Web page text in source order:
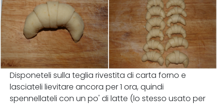
Disponeteli sulla teglia rivestita di carta forno e
lasciateli lievitare ancora per 1 ora, quindi
spennellateli con un po' di latte (lo stesso usato per